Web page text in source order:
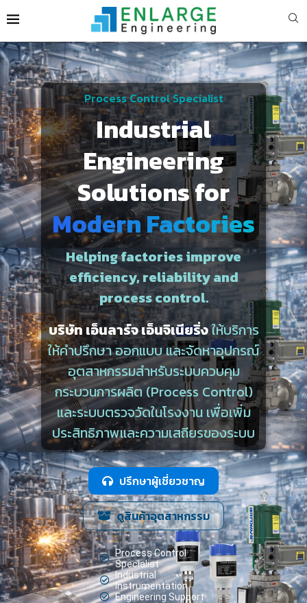
Process Control Specialist
Industrial
Engineering
Solutions for
Modern Factories
Helping factories improve
efficiency, reliability and
process control.
บริษัท เอ็นลาร์จ เอ็นจิเนียริ่งให้บริการ
ให้คำปรึกษา ออกแบบ และจัดหาอุปกรณ์
อุตสาหกรรมสำหรับระบบควบคุม
กระบวนการผลิต (Process Control)
และระบบตรวจวัดในโรงงาน เพื่อเพิ่ม
ประสิทธิภาพและความเสถียรของระบบ
ปรึกษาผู้เชี่ยวชาญ
ดูสินค้าอุตสาหกรรม
Process Control
Specialist
Industrial
Instrumentation
Engineering Support